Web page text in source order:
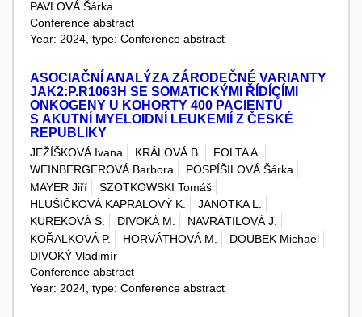
PAVLOVÁ Šárka
Conference abstract
Year: 2024, type: Conference abstract
ASOCIAČNÍ ANALÝZA ZÁRODEČNÉ VARIANTY
JAK2:P.R1063H SE SOMATICKÝMI ŘÍDÍCÍMI
ONKOGENY U KOHORTY 400 PACIENTŮ
S AKUTNÍ MYELOIDNÍ LEUKEMIÍ Z ČESKÉ
REPUBLIKY
JEŽÍŠKOVÁ Ivana KRÁLOVÁ B.
FOLTA A.
WEINBERGEROVÁ Barbora
POSPÍŠILOVÁ Šárka
MAYER Jiří
SZOTKOWSKI Tomáš
HLUŠIČKOVÁ KAPRALOVÝ K.
JANOTKA L.
KUREKOVÁ S.
DIVOKÁ M.
NAVRÁTILOVÁ J.
KOŘALKOVÁ P.
HORVÁTHOVÁ M.
DOUBEK Michael
DIVOKÝ Vladimír
Conference abstract
Year: 2024, type: Conference abstract